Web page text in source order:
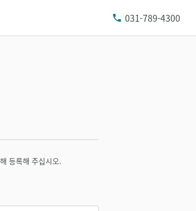
031-789-4300
등록해 주십시오.